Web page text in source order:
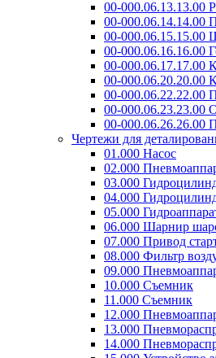
00-000.06.13.13.00
00-000.06.14.14.00
00-000.06.15.15.00
00-000.06.16.16.00
00-000.06.17.17.00
00-000.06.20.20.00
00-000.06.22.22.00
00-000.06.23.23.00
00-000.06.26.26.00
Чертежи для
01.000 Насос
02.000
03.000
04.000
05.000
06.000 Шарнир
07.000 Привод
08.000 Фильтр
09.000
10.000 Съемник
11.000 Съемник
12.000
13.000
14.000